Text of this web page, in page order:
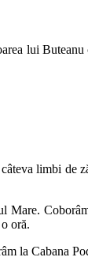
lui
limbi de
Mare.
oră.
la Cabana